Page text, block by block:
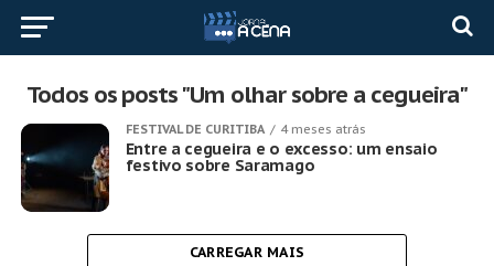
Todos os posts "Um olhar sobre a cegueira"
FESTIVAL DE CURITIBA 4 meses atrás
Entre a cegueira e o excesso: um ensaio
festivo sobre Saramago
CARREGAR MAIS